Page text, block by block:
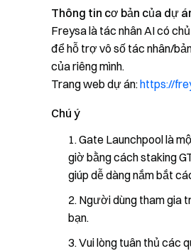
Thông tin cơ bản của dự
Freysa là tác nhân AI có
để hỗ trợ vô số tác nhân/
của riêng mình.
Trang web dự án:https://
Chú ý
Gate Launchpool là
giờ bằng cách staking
giúp dễ dàng nắm bắt
Người dùng tham gia
bạn.
Vui lòng tuân thủ các